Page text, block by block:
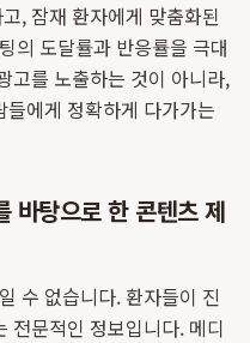
, 잠재 환자에게 맞춤화된
의 도달률과 반응률을 극대
고를 노출하는 것이 아니라,
에게 정확하게 다가가는
바탕으로 한 콘텐츠 제
수 없습니다. 환자들이 진
전문적인 정보입니다. 메디